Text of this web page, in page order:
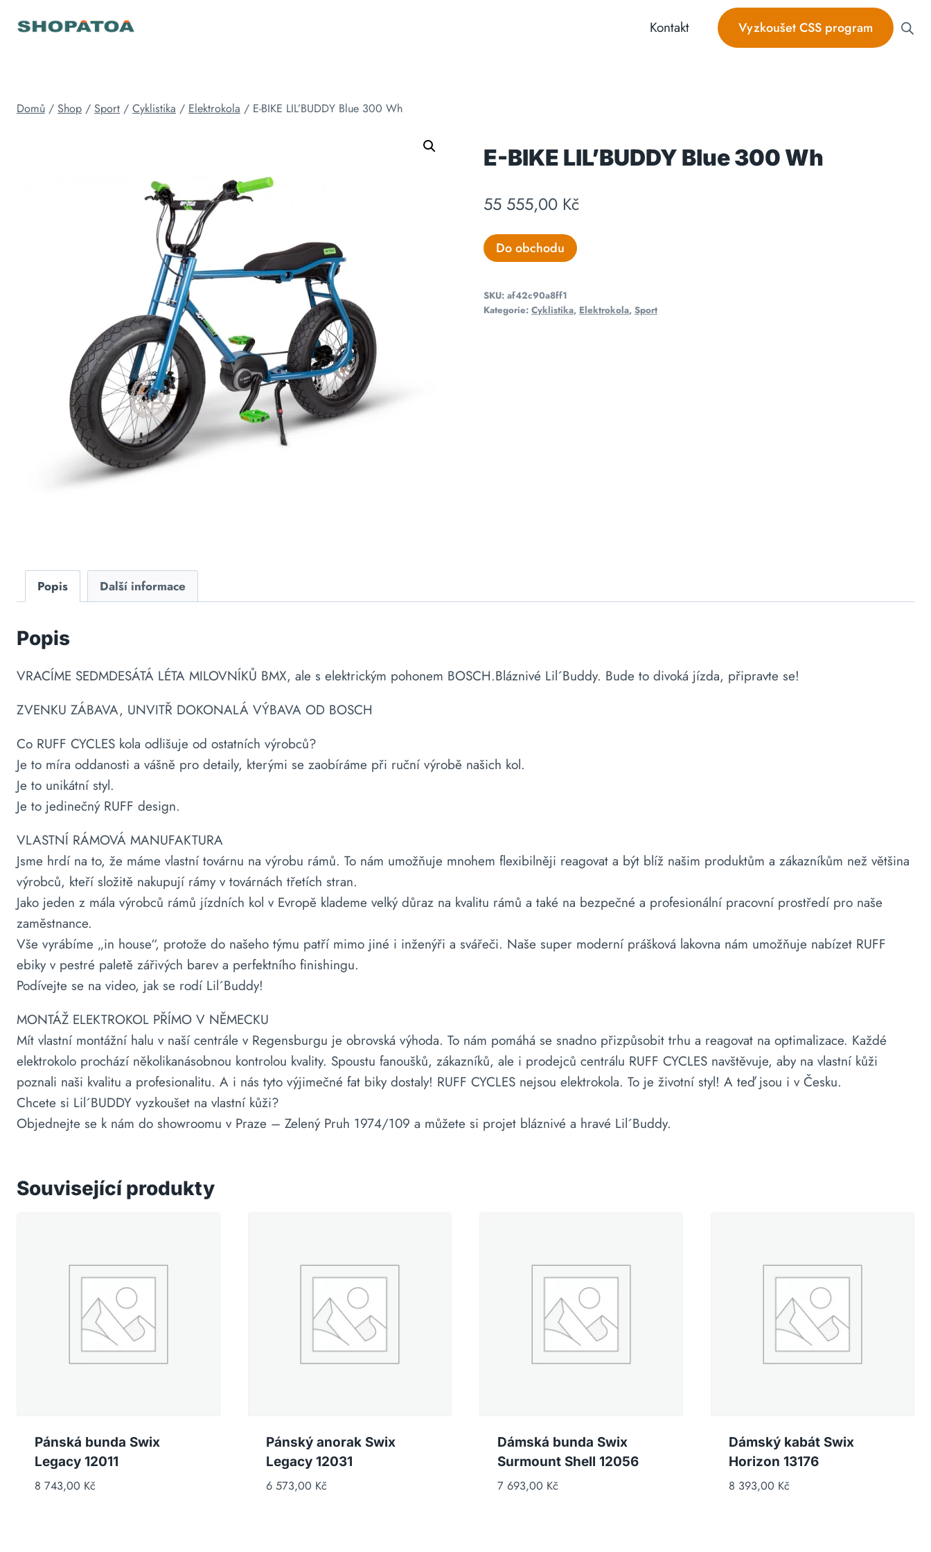
Kontakt Vyzkoušet CSS program
Domů / Shop / Sport / Cyklistika / Elektrokola / E-BIKE LIL’BUDDY Blue 300 Wh
E-BIKE LIL’BUDDY Blue 300 Wh
55 555,00 Kč
Do obchodu
SKU: af42c90a8ff1
Kategorie: Cyklistika, Elektrokola, Sport
Popis Další informace
Popis
VRACÍME SEDMDESÁTÁ LÉTA MILOVNÍKŮ BMX, ale s elektrickým pohonem BOSCH.Bláznivé Lil´Buddy. Bude to divoká jízda, připravte se!
ZVENKU ZÁBAVA, UNVITŘ DOKONALÁ VÝBAVA OD BOSCH
Co RUFF CYCLES kola odlišuje od ostatních výrobců?
Je to míra oddanosti a vášně pro detaily, kterými se zaobíráme při ruční výrobě našich kol.
Je to unikátní styl.
Je to jedinečný RUFF design.
VLASTNÍ RÁMOVÁ MANUFAKTURA
Jsme hrdí na to, že máme vlastní továrnu na výrobu rámů. To nám umožňuje mnohem flexibilněji reagovat a být blíž našim produktům a zákazníkům než většina
výrobců, kteří složitě nakupují rámy v továrnách třetích stran.
Jako jeden z mála výrobců rámů jízdních kol v Evropě klademe velký důraz na kvalitu rámů a také na bezpečné a profesionální pracovní prostředí pro naše
zaměstnance.
Vše vyrábíme „in house“, protože do našeho týmu patří mimo jiné i inženýři a svářeči. Naše super moderní prášková lakovna nám umožňuje nabízet RUFF
ebiky v pestré paletě zářivých barev a perfektního finishingu.
Podívejte se na video, jak se rodí Lil´Buddy!
MONTÁŽ ELEKTROKOL PŘÍMO V NĚMECKU
Mít vlastní montážní halu v naší centrále v Regensburgu je obrovská výhoda. To nám pomáhá se snadno přizpůsobit trhu a reagovat na optimalizace. Každé
elektrokolo prochází několikanásobnou kontrolou kvality. Spoustu fanoušků, zákazníků, ale i prodejců centrálu RUFF CYCLES navštěvuje, aby na vlastní kůži
poznali naši kvalitu a profesionalitu. A i nás tyto výjimečné fat biky dostaly! RUFF CYCLES nejsou elektrokola. To je životní styl! A teď jsou i v Česku.
Chcete si Lil´BUDDY vyzkoušet na vlastní kůži?
Objednejte se k nám do showroomu v Praze – Zelený Pruh 1974/109 a můžete si projet bláznivé a hravé Lil´Buddy.
Související produkty
Pánská bunda Swix
Legacy 12011
8 743,00 Kč
Pánský anorak Swix
Legacy 12031
6 573,00 Kč
Dámská bunda Swix
Surmount Shell 12056
7 693,00 Kč
Dámský kabát Swix
Horizon 13176
8 393,00 Kč